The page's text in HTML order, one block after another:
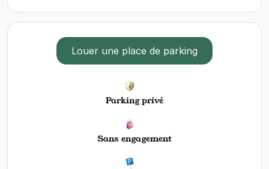
Louer une place de parking
Parking privé
Sans engagement